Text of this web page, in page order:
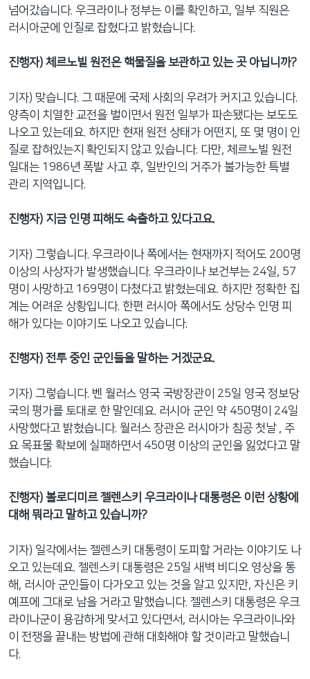
넘어갔습니다. 우크라이나 정부는 이를 확인하고, 일부 직원은
러시아군에 인질로 잡혔다고 밝혔습니다.
진행자) 체르노빌 원전은 핵물질을 보관하고 있는 곳 아닙니까?
기자) 맞습니다. 그 때문에 국제 사회의 우려가 커지고 있습니다.
양측이 치열한 교전을 벌이면서 원전 일부가 파손됐다는 보도도
나오고 있는데요. 하지만 현재 원전 상태가 어떤지, 또 몇 명이 인
질로 잡혀있는지 확인되지 않고 있습니다. 다만, 체르노빌 원전
일대는 1986년 폭발 사고 후, 일반인의 거주가 불가능한 특별
관리 지역입니다.
진행자) 지금 인명 피해도 속출하고 있다고요.
기자) 그렇습니다. 우크라이나 쪽에서는 현재까지 적어도 200명
이상의 사상자가 발생했습니다. 우크라이나 보건부는 24일, 57
명이 사망하고 169명이 다쳤다고 밝혔는데요. 하지만 정확한 집
계는 어려운 상황입니다. 한편 러시아 쪽에서도 상당수 인명 피
해가 있다는 이야기도 나오고 있습니다.
진행자) 전투 중인 군인들을 말하는 거겠군요.
기자) 그렇습니다. 벤 월러스 영국 국방장관이 25일 영국 정보당
국의 평가를 토대로 한 말인데요. 러시아 군인 약 450명이 24일
사망했다고 밝혔습니다. 월러스 장관은 러시아가 침공 첫날 , 주
요 목표물 확보에 실패하면서 450명 이상의 군인을 잃었다고 말
했습니다.
진행자) 볼로디미르 젤렌스키 우크라이나 대통령은 이런 상황에
대해 뭐라고 말하고 있습니까?
기자) 일각에서는 젤렌스키 대통령이 도피할 거라는 이야기도 나
오고 있는데요. 젤렌스키 대통령은 25일 새벽 비디오 영상을 통
해, 러시아 군인들이 다가오고 있는 것을 알고 있지만, 자신은 키
예프에 그대로 남을 거라고 말했습니다. 젤렌스키 대통령은 우크
라이나군이 용감하게 맞서고 있다면서, 러시아는 우크라이나와
이 전쟁을 끝내는 방법에 관해 대화해야 할 것이라고 말했습니
다.